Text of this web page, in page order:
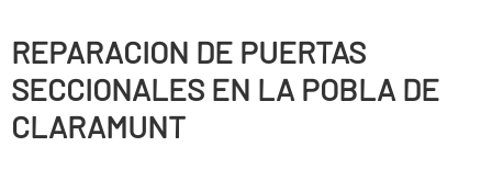
REPARACION DE PUERTAS
SECCIONALES EN LA POBLA DE
CLARAMUNT